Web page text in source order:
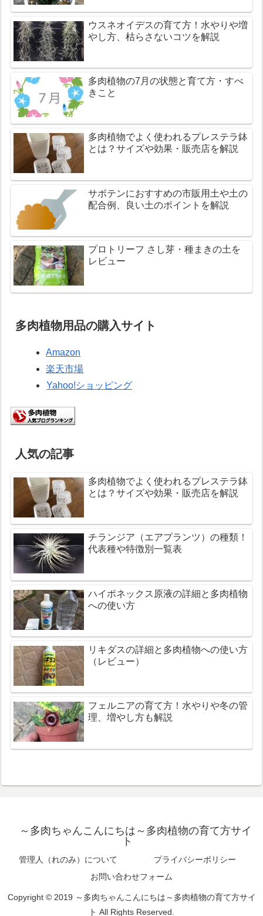
ウスネオイデスの育て方！水やりや増
やし方、枯らさないコツを解説
多肉植物の7月の状態と育て方・すべ
きこと
多肉植物でよく使われるプレステラ鉢
とは？サイズや効果・販売店を解説
サボテンにおすすめの市販用土や土の
配合例、良い土のポイントを解説
プロトリーフ さし芽・種まきの土を
レビュー
多肉植物用品の購入サイト
Amazon
楽天市場
Yahoo!ショッピング
人気の記事
多肉植物でよく使われるプレステラ鉢
とは？サイズや効果・販売店を解説
チランジア（エアプランツ）の種類！
代表種や特徴別一覧表
ハイポネックス原液の詳細と多肉植物
への使い方
リキダスの詳細と多肉植物への使い方
（レビュー）
フェルニアの育て方！水やりや冬の管
理、増やし方も解説
～多肉ちゃんこんにちは～多肉植物の育て方サイ
ト
管理人（れのみ）について
プライバシーポリシー
お問い合わせフォーム
Copyright © 2019 ～多肉ちゃんこんにちは～多肉植物の育て方サイ
ト All Rights Reserved.